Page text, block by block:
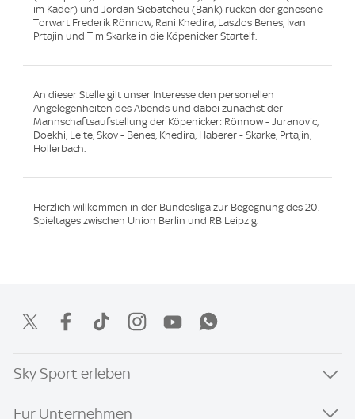
im Kader) und Jordan Siebatcheu (Bank) rücken der genesene
Torwart Frederik Rönnow, Rani Khedira, Laszlos Benes, Ivan
Prtajin und Tim Skarke in die Köpenicker Startelf.
An dieser Stelle gilt unser Interesse den personellen
Angelegenheiten des Abends und dabei zunächst der
Mannschaftsaufstellung der Köpenicker: Rönnow - Juranovic,
Doekhi, Leite, Skov - Benes, Khedira, Haberer - Skarke, Prtajin,
Hollerbach.
Herzlich willkommen in der Bundesliga zur Begegnung des 20.
Spieltages zwischen Union Berlin und RB Leipzig.
Sky Sport erleben
Für Unternehmen